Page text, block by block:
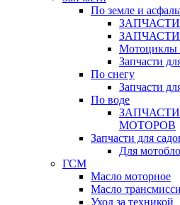
По земле и
Мотоциклы
Запчасти
По снегу
Запчасти
По воде
МОТОРОВ
Запчасти для
Для
ГСМ
Масло моторное
Масло
Уход за техникой